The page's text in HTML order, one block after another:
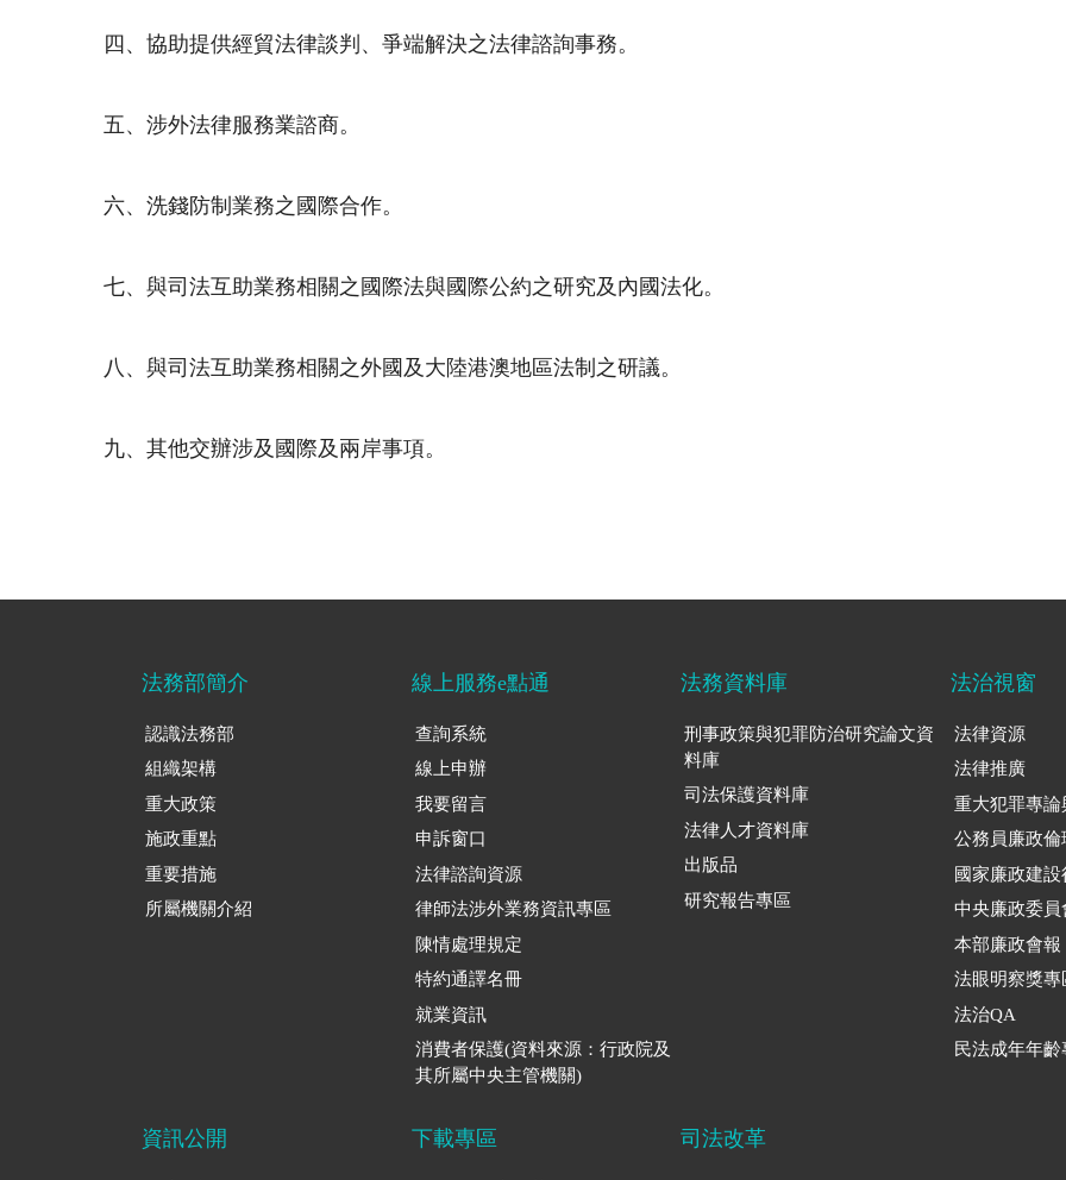
四、協助提供經貿法律談判、爭端解決之法律諮詢事務。
五、涉外法律服務業諮商。
六、洗錢防制業務之國際合作。
七、與司法互助業務相關之國際法與國際公約之研究及內國法化。
八、與司法互助業務相關之外國及大陸港澳地區法制之研議。
九、其他交辦涉及國際及兩岸事項。
法務部簡介
認識法務部
組織架構
重大政策
施政重點
重要措施
所屬機關介紹
線上服務e點通
查詢系統
線上申辦
我要留言
申訴窗口
法律諮詢資源
律師法涉外業務資訊專區
陳情處理規定
特約通譯名冊
就業資訊
消費者保護(資料來源：行政院及
其所屬中央主管機關)
法務資料庫
刑事政策與犯罪防治研究論文資
料庫
司法保護資料庫
法律人才資料庫
出版品
研究報告專區
法治視窗
法律資源
法律推廣
重大犯罪專論
公務員廉政倫
國家廉政建
中央廉政委員
本部廉政會報
法眼明察獎專
法治QA
民法成年年齡
資訊公開 下載專區 司法改革